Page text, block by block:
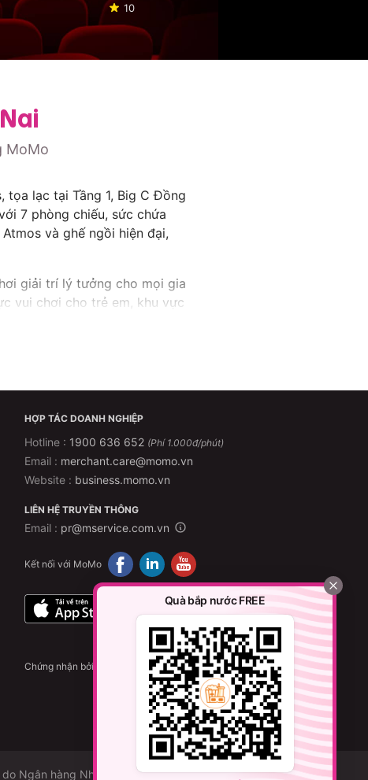
10
MoMo
tọa lạc tại Tầng 1, Big C Đồng
7 phòng chiếu, sức chứa
và ghế ngồi hiện đại,
giải trí lý tưởng cho mọi gia
vui chơi cho trẻ em, khu vực
bạn tiết kiệm chi phí khi xem
và bạn bè.
lịch chiếu hôm nay để biết
MoMo
viên
Người
lớn
65k
65k
65k
75K 75K
HỢP TÁC DOANH NGHIỆP
Hotline : 1900 636 652 (Phí 1.000đ/phút)
Email : merchant.care@momo.vn
Website : business.momo.vn
LIÊN HỆ TRUYỀN THÔNG
Email : pr@mservice.com.vn
Kết nối với MoMo
Chứng nhận bởi
Ngân hàng Nhà nước cấp phép được cung ứng
Quà bắp nước FREE